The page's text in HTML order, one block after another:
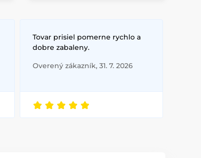
Tovar prisiel pomerne rychlo a
dobre zabaleny.
Overený zákazník, 31. 7. 2026